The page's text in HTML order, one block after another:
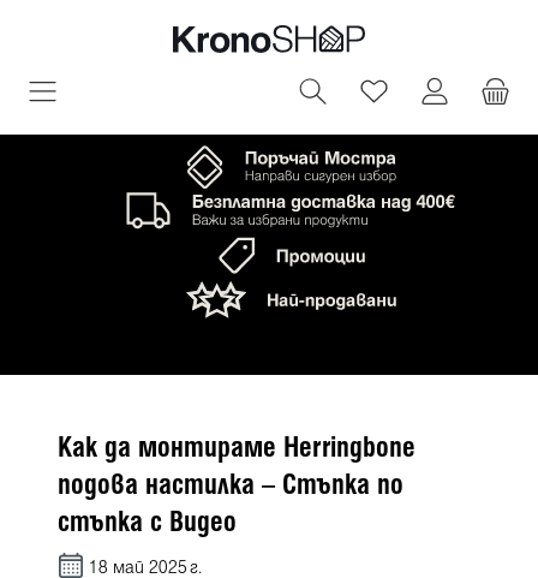
съдържание
Имате 0
Как да монтираме Herringbone
подова настилка – Стъпка по
стъпка с Видео
18 май 2025 г.